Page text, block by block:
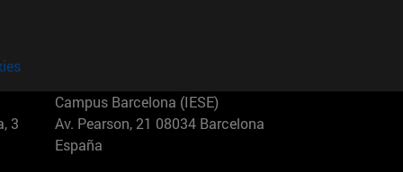
3
Campus Barcelona (IESE)
Av. Pearson, 21 08034 Barcelona
España